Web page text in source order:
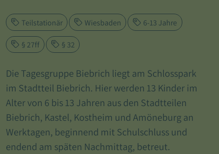
Teilstationär Wiesbaden 6-13 Jahre
§ 27ff § 32
Die Tagesgruppe Biebrich liegt am Schlosspark
im Stadtteil Biebrich. Hier werden 13 Kinder im
Alter von 6 bis 13 Jahren aus den Stadtteilen
Biebrich, Kastel, Kostheim und Amöneburg an
Werktagen, beginnend mit Schulschluss und
endend am späten Nachmittag, betreut.